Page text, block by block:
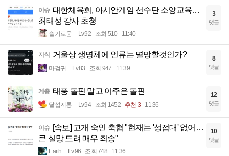
이슈 대한체육회, 아시안게임 선수단 소양교육…
최태성 강사 초청
슬기로움 Lv.92 조회 510 11:40
3
댓글
지식 거울상 생명체에 인류는 멸망할것인가?
마검귀 Lv.83 조회 947 11:39
8
댓글
계층 태풍 돌핀 말고 이주은 돌핀
달섭지롱 Lv.94 조회 1452 추천 3 11:36
12
댓글
이슈
[속보] 고개 숙인 축협 "현재는 '성접대' 없어…
큰 실망 드려 매우 죄송"
Earth Lv.96 조회 748 11:36
10
댓글